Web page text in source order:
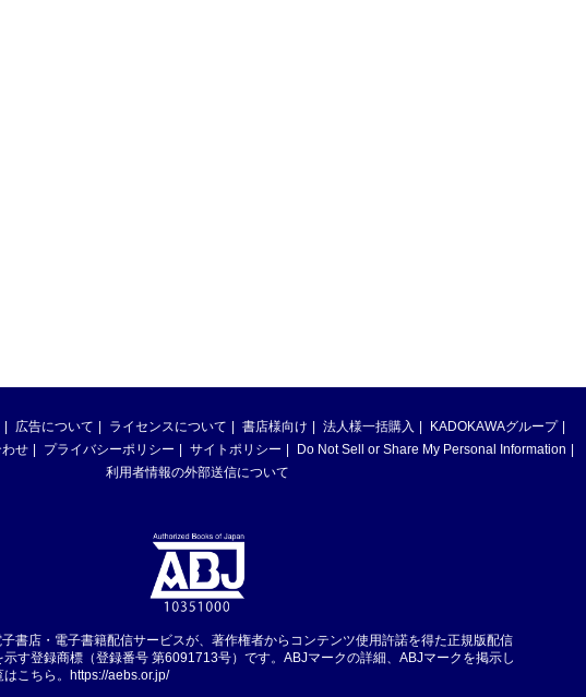
広告について ライセンスについて 書店様向け 法人様一括購入
KADOKAWAグループ
せ プライバシーポリシー サイトポリシー
Do Not Sell or Share My Personal Information
利用者情報の外部送信について
書店・電子書籍配信サービスが、著作権者からコンテンツ使用許諾を得た正規版配信
す登録商標（登録番号 第6091713号）です。ABJマークの詳細、ABJマークを掲示し
こちら。 https://aebs.or.jp/